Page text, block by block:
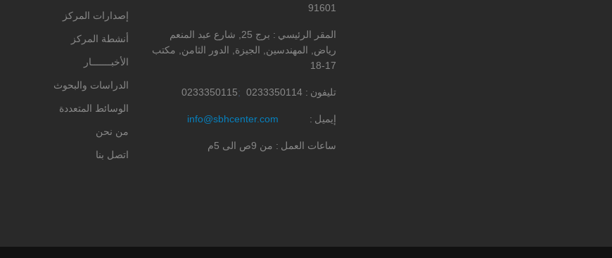
إصدارات المركز
أنشطة المركز
الأخبـــــــار
الدراسات والبحوث
الوسائط المتعددة
من نحن
اتصل بنا
91601
المقر الرئيسي
برج 25, شارع عبد المنعم
رياض, المهندسين, الجيزة, الدور الثامن, مكتب
17-18
تليفون 0233350114
0233350115
إيميل info@sbhcenter.com
ساعات العمل من 9ص الى 5م